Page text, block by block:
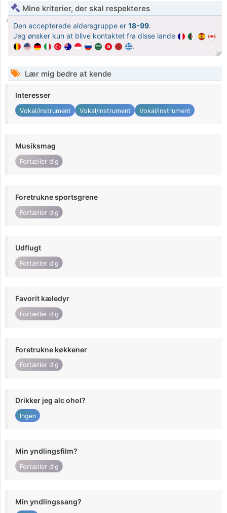
Mine kriterier, der skal respekteres
Den accepterede aldersgruppe er 18-99.
Jeg ønsker kun at blive kontaktet fra disse lande
.
Lær mig bedre at kende
Interesser
Vokal/instrument Vokal/instrument Vokal/instrument
Musiksmag
Fortæller dig
Foretrukne sportsgrene
Fortæller dig
Udflugt
Fortæller dig
Favorit kæledyr
Fortæller dig
Foretrukne køkkener
Fortæller dig
Drikker jeg alc ohol?
Ingen
Min yndlingsfilm?
Fortæller dig
Min yndlingssang?